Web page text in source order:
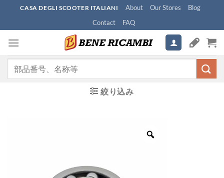
content
CASA DEGLI SCOOTER ITALIANI About Our Stores
Blog
Contact
FAQ
絞り込み